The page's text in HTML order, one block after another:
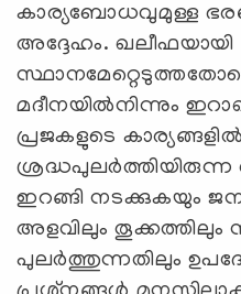
കാര്യബോധവുമുള്ള
അദ്ദേഹം. ഖലീഫയായി
മദീനയില്‍നിന്നും
പ്രജകളുടെ
ശ്രദ്ധപുലര്‍ത്തിയിരുന്ന
ഇറങ്ങി നടക്കുകയും
അളവിലും
പുലര്‍ത്തുന്നതിലും